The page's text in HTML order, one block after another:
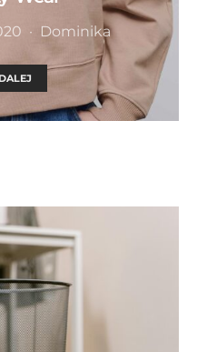
Dominika